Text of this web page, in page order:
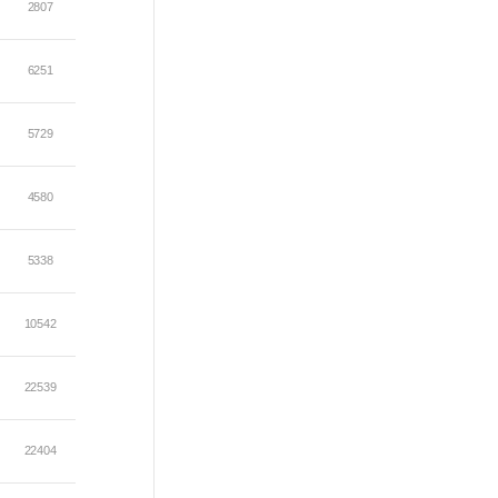
2807
6251
5729
4580
5338
10542
22539
22404